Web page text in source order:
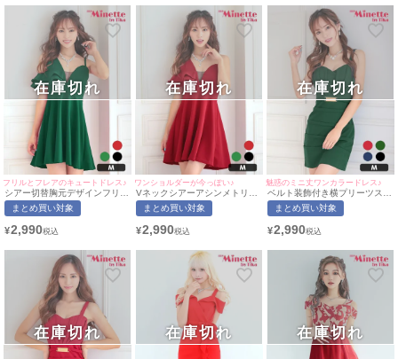
フリルとフレアのキュートドレス♪
シアー切替胸元デザインフリル
アシメワンショルダープチプラ
フレアミニドレス (Mサイズ)(中
[myMinette/マイミネット]
まとめ買い対象
¥2,990
在庫切れ
ワンショルダーが今っぽい♪
Vネックシアーアシンメトリー
ワンショルダープチプラフレア
ミニドレス (Mサイズ)(中尾み
[myMinette/マイミネット]
まとめ買い対象
¥2,990
在庫切れ
魅惑のミニ丈ワンカラードレス♪
ベルト装飾付き横プリーツスカ
ートキャミソールワンピースプ
チプラタイトミニドレス (Mサ
用)[myMinette/マイミネット]
まとめ買い対象
¥2,990
在庫切れ
在庫切れ 在庫切れ 在庫切れ